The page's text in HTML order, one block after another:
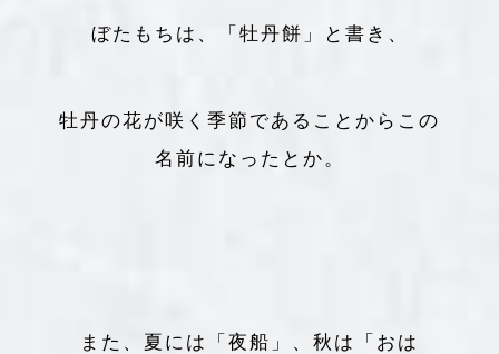
ぼたもちは、「牡丹餅」と書き、
牡丹の花が咲く季節であることからこの
名前になったとか。
また、夏には「夜船」、秋は「おは